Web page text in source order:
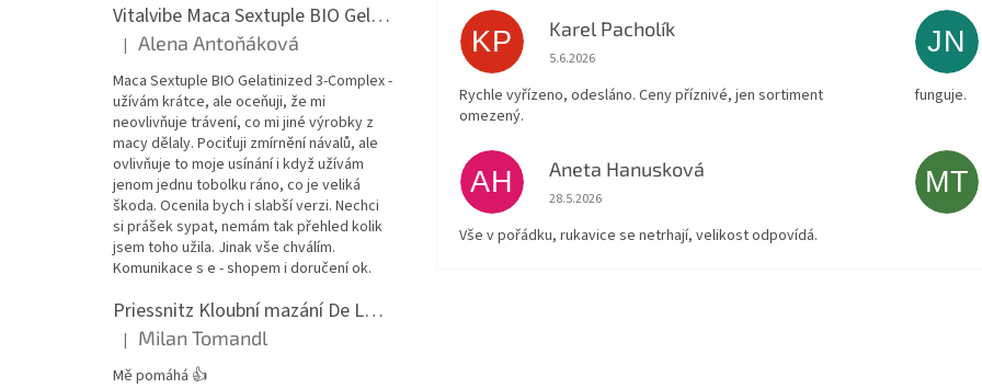
Vitalvibe Maca Sextuple BIO Gelatinized 3-Complex, 60 kapslí
Hodnocení produktu je 5 z 5 hvězdiček.
| Alena Antoňáková
Maca Sextuple BIO Gelatinized 3-Complex -
užívám krátce, ale oceňuji, že mi
neovlivňuje trávení, co mi jiné výrobky z
macy dělaly. Pociťuji zmírnění návalů, ale
ovlivňuje to moje usínání i když užívám
jenom jednu tobolku ráno, co je veliká
škoda. Ocenila bych i slabší verzi. Nechci
si prášek sypat, nemám tak přehled kolik
jsem toho užila. Jinak vše chválím.
Komunikace s e - shopem i doručení ok.
Priessnitz Kloubní mazání De Luxe, 200ml
Hodnocení produktu je 5 z 5 hvězdiček.
| Milan Tomandl
Mě pomáhá 👍
KP Karel Pacholík
Hodnocení obchodu je 4 z 5 hvězdiček.
5.6.2026
Rychle vyřízeno, odesláno. Ceny příznivé, jen sortiment
omezený.
JN
funguje.
AH Aneta Hanusková
Hodnocení obchodu je 5 z 5 hvězdiček.
28.5.2026
Vše v pořádku, rukavice se netrhají, velikost odpovídá.
MT